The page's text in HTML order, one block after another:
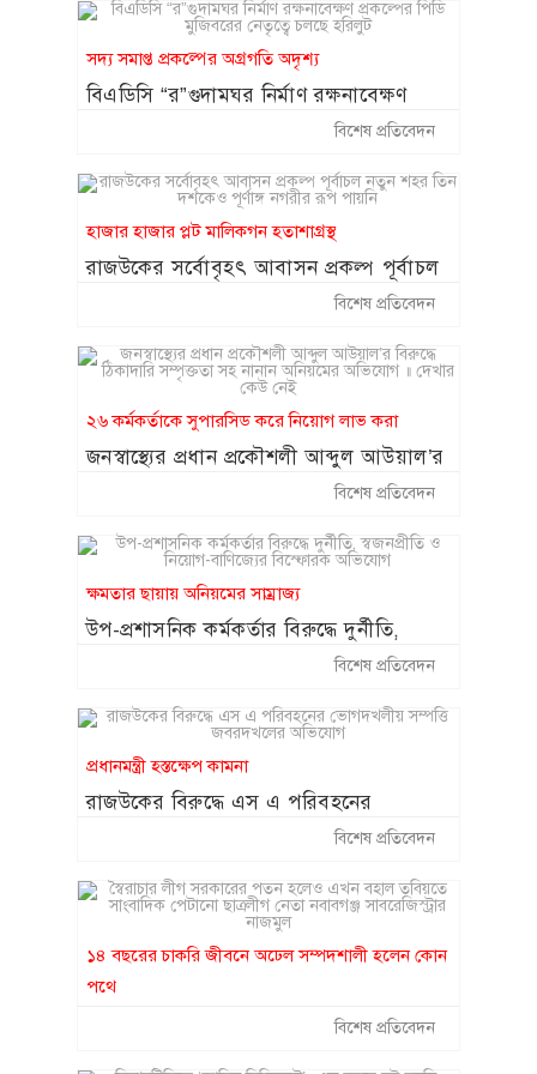
আইনানুগ ব্যবস্থা : তথ্য উপদেষ্টা
১৫
বুধবার জুলাই গণঅভ্যুত্থান স্মৃতি জাদুঘর
উদ্বোধন করবেন প্রধানমন্ত্রী
সদ্য সমাপ্ত প্রকল্পের অগ্রগতি অদৃশ্য
বিএডিসি “র”গুদামঘর নির্মাণ রক্ষনাবেক্ষণ
প্রকল্পের পিডি মুজিবরের নেতৃত্বে চলছে হরিলুট
বিশেষ প্রতিবেদন
হাজার হাজার প্লট মালিকগন হতাশাগ্রস্থ
রাজউকের সর্বোবৃহৎ আবাসন প্রকল্প পূর্বাচল
নতুন শহর তিন দশকেও পূর্ণাঙ্গ নগরীর রূপ
বিশেষ প্রতিবেদন
২৬ কর্মকর্তাকে সুপারসিড করে নিয়োগ লাভ করা
জনস্বাস্থ্যের প্রধান প্রকৌশলী আব্দুল আউয়াল’র
বিরুদ্ধে ঠিকাদারি সম্পৃক্ততা সহ নানানবিশেষ প্রতিবেদন
ক্ষমতার ছায়ায় অনিয়মের সাম্রাজ্য
উপ-প্রশাসনিক কর্মকর্তার বিরুদ্ধে দুর্নীতি,
স্বজনপ্রীতি ও নিয়োগ-বাণিজ্যের বিস্ফোরক
বিশেষ প্রতিবেদন
প্রধানমন্ত্রী হস্তক্ষেপ কামনা
রাজউকের বিরুদ্ধে এস এ পরিবহনের
ভোগদখলীয় সম্পত্তি জবরদখলের অভিযোগ
বিশেষ প্রতিবেদন
১৪ বছরের চাকরি জীবনে অঢেল সম্পদশালী হলেন কোন
পথে
স্বৈরাচার লীগ সরকারের পতন হলেও এখন
বিশেষ প্রতিবেদন